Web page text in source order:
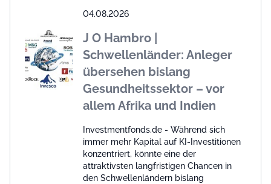
04.08.2026
J O Hambro |
Schwellenländer: Anleger
übersehen bislang
Gesundheitssektor – vor
allem Afrika und Indien
Investmentfonds.de - Während sich
immer mehr Kapital auf KI-Investitionen
konzentriert, könnte eine der
attraktivsten langfristigen Chancen in
den Schwellenländern bislang